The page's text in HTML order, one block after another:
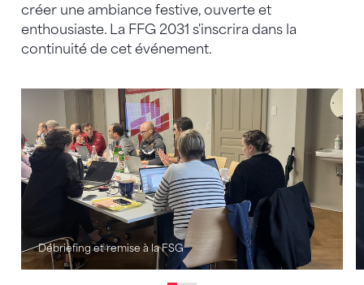
créer une ambiance festive, ouverte et
enthousiaste. La FFG 2031 s'inscrira dans la
continuité de cet événement.
Débriefing et remise à la FSG